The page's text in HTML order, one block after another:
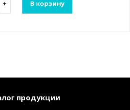
+ В корзину
продукции